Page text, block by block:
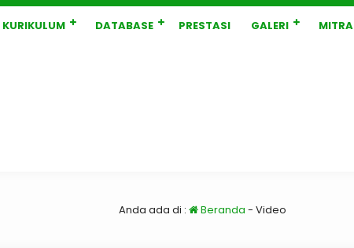
KURIKULUM DATABASE PRESTASI GALERI MITRA
Anda ada di : Beranda - Video